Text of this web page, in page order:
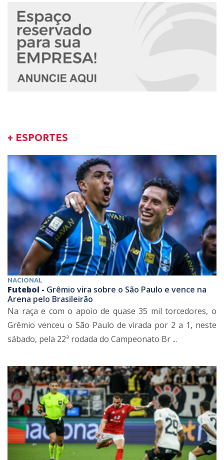
+ ESPORTES
NACIONAL
Futebol - Grêmio vira sobre o São Paulo e vence na
Arena pelo Brasileirão
Na raça e com o apoio de quase 35 mil torcedores, o
Grêmio venceu o São Paulo de virada por 2 a 1, neste
sábado, pela 22ª rodada do Campeonato Br ...